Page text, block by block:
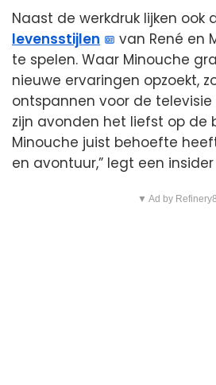
Naast de werkdruk lijken ook
levensstijlen
van René en
te spelen. Waar Minouche
nieuwe ervaringen opzoekt,
ontspannen voor de televisie
zijn avonden het liefst op de
Minouche juist behoefte
en avontuur,” legt een
▼ Ad by